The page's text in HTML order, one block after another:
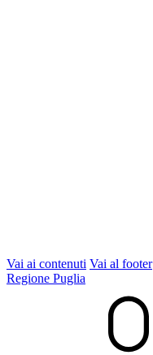
Vai ai contenuti Vai al footer
Regione Puglia